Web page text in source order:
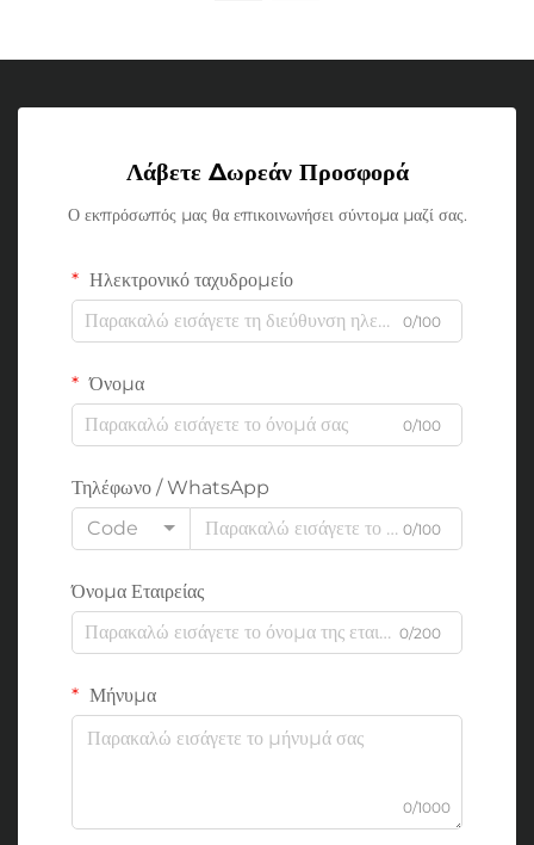
Λάβετε Δωρεάν Προσφορά
Ο εκπρόσωπός μας θα επικοινωνήσει σύντομα μαζί σας.
Ηλεκτρονικό ταχυδρομείο
0/100
Όνομα
0/100
Τηλέφωνο / WhatsApp
Code
0/100
Όνομα Εταιρείας
0/200
Μήνυμα
0/1000